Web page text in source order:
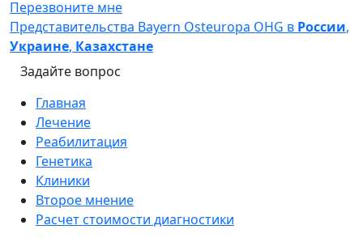
Перезвоните мне
Представительства Bayern Osteuropa OHG в России,
Украине, Казахстане
Задайте вопрос
Main navigation
Главная
Лечение
Реабилитация
Генетика
Клиники
Второе мнение
Расчет стоимости диагностики